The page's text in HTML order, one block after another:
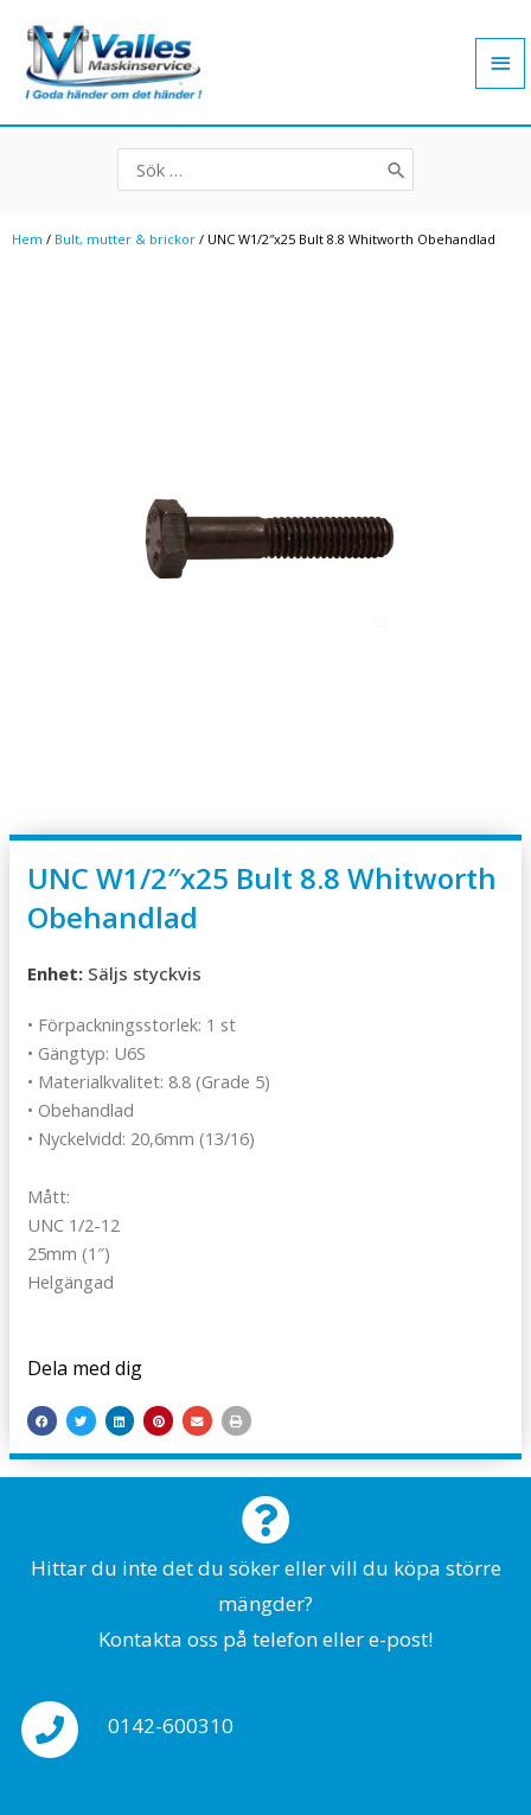
innehåll
Search
for:
Hem / Bult, mutter & brickor / UNC W1/2″x25 Bult 8.8 Whitworth Obehandlad
UNC W1/2″x25 Bult 8.8 Whitworth
Obehandlad
Enhet: Säljs styckvis
• Förpackningsstorlek: 1 st
• Gängtyp: U6S
• Materialkvalitet: 8.8 (Grade 5)
• Obehandlad
• Nyckelvidd: 20,6mm (13/16)
Mått:
UNC 1/2-12
25mm (1″)
Helgängad
Dela med dig
Hittar du inte det du söker eller vill du köpa större
mängder?
Kontakta oss på telefon eller e-post!
0142-600310